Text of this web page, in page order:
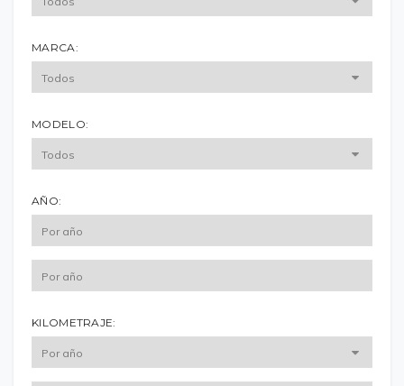
MARCA:
MODELO:
AÑO:
KILOMETRAJE: